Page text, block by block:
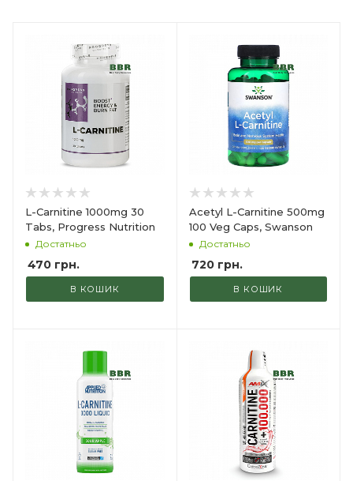
L-Carnitine 1000mg 30
Tabs, Progress Nutrition
Достатньо
470 грн.
В КОШИК
Acetyl L-Carnitine 500mg
100 Veg Caps, Swanson
Достатньо
720грн.
В КОШИК